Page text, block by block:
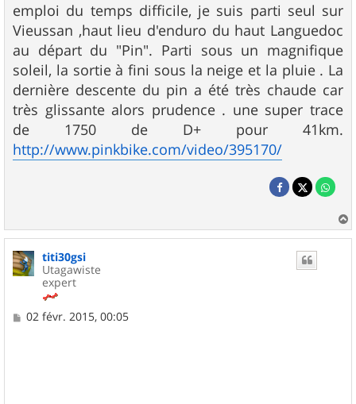
s
s
a
g
e
emploi du temps difficile, je suis parti seul sur
Vieussan ,haut lieu d'enduro du haut Languedoc
au départ du "Pin". Parti sous un magnifique
soleil, la sortie à fini sous la neige et la pluie . La
dernière descente du pin a été très chaude car
très glissante alors prudence . une super trace
de 1750 de D+ pour 41km.
http://www.pinkbike.com/video/395170/
a
titi30gsi
Utagawiste
expert
M
02 févr. 2015, 00:05